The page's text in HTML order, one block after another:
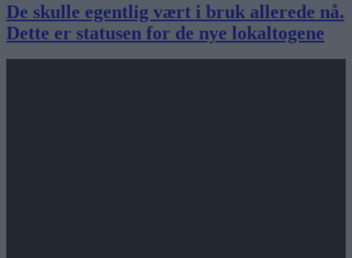
De skulle egentlig vært i bruk allerede nå.
Dette er statusen for de nye lokaltogene